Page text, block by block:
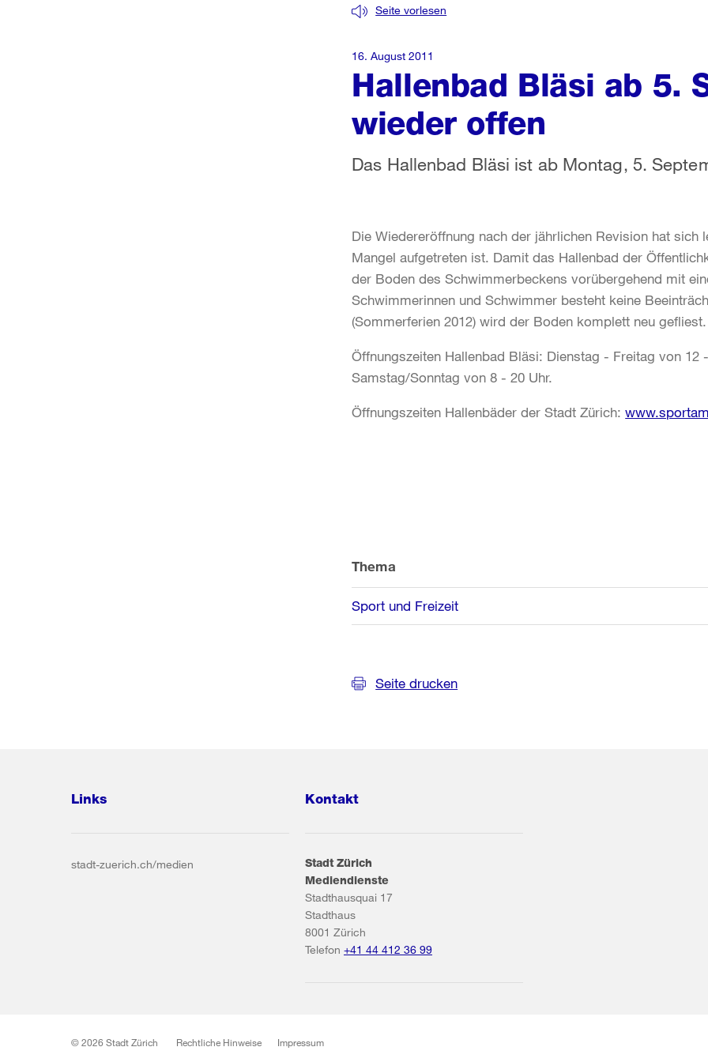
Hallenbad Bläsi ab 5.
wieder offen
Seite vorlesen
Das Hallenbad Bläsi ist ab Montag, 5.
16. August 2011
Die Wiedereröffnung nach der jährlichen Revision hat
Mangel aufgetreten ist. Damit das Hallenbad der
der Boden des Schwimmerbeckens vorübergehend mit
Schwimmerinnen und Schwimmer besteht keine
(Sommerferien 2012) wird der Boden komplett neu gefliest.
Öffnungszeiten Hallenbad Bläsi: Dienstag - Freitag von 12
Samstag/Sonntag von 8 - 20 Uhr.
Öffnungszeiten Hallenbäder der Stadt Zürich:
Informationen
Thema
Sport und Freizeit
Seite drucken
Links
stadt-zuerich.ch/medien
Kontakt
Stadt Zürich
Mediendienste
Stadthausquai 17
Stadthaus
8001 Zürich
Telefon +41 44 412 36 99
© 2026 Stadt Zürich Rechtliche Hinweise Impressum